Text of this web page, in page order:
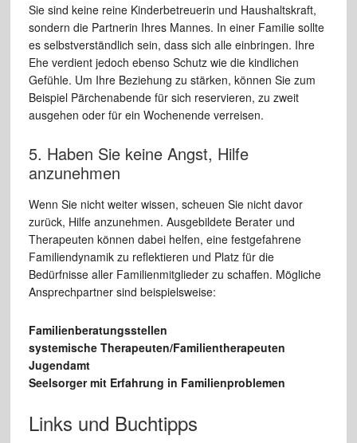
Sie sind keine reine Kinderbetreuerin und Haushaltskraft,
sondern die Partnerin Ihres Mannes. In einer Familie sollte
es selbstverständlich sein, dass sich alle einbringen. Ihre
Ehe verdient jedoch ebenso Schutz wie die kindlichen
Gefühle. Um Ihre Beziehung zu stärken, können Sie zum
Beispiel Pärchenabende für sich reservieren, zu zweit
ausgehen oder für ein Wochenende verreisen.
5. Haben Sie keine Angst, Hilfe
anzunehmen
Wenn Sie nicht weiter wissen, scheuen Sie nicht davor
zurück, Hilfe anzunehmen. Ausgebildete Berater und
Therapeuten können dabei helfen, eine festgefahrene
Familiendynamik zu reflektieren und Platz für die
Bedürfnisse aller Familienmitglieder zu schaffen. Mögliche
Ansprechpartner sind beispielsweise:
Familienberatungsstellen
systemische Therapeuten/Familientherapeuten
Jugendamt
Seelsorger mit Erfahrung in Familienproblemen
Links und Buchtipps